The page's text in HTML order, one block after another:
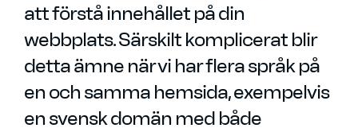
att förstå innehållet på din
webbplats. Särskilt komplicerat blir
detta ämne när vi har flera språk på
en och samma hemsida, exempelvis
en svensk domän med både